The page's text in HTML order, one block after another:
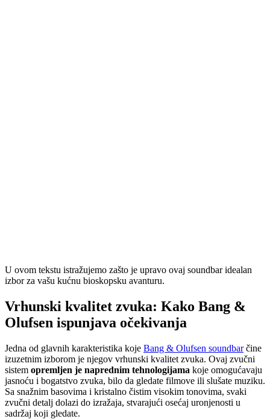
U ovom tekstu istražujemo zašto je upravo ovaj soundbar idealan
izbor za vašu kućnu bioskopsku avanturu.
Vrhunski kvalitet zvuka: Kako Bang &
Olufsen ispunjava očekivanja
Jedna od glavnih karakteristika koje Bang & Olufsen soundbarčine
izuzetnim izborom je njegov vrhunski kvalitet zvuka. Ovaj zvučni
sistem opremljen je naprednim tehnologijama koje omogućavaju
jasnoću i bogatstvo zvuka, bilo da gledate filmove ili slušate muziku.
Sa snažnim basovima i kristalno čistim visokim tonovima, svaki
zvučni detalj dolazi do izražaja, stvarajući osećaj uronjenosti u
sadržaj koji gledate.